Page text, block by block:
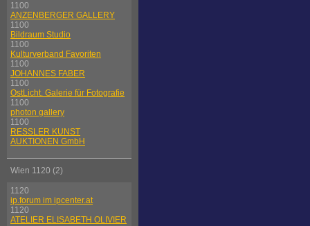
1100
ANZENBERGER GALLERY
1100
Bildraum Studio
1100
Kulturverband Favoriten
1100
JOHANNES FABER
1100
OstLicht. Galerie für Fotografie
1100
photon gallery
1100
RESSLER KUNST
AUKTIONEN GmbH
Wien 1120 (2)
1120
ip.forum im ipcenter.at
1120
ATELIER ELISABETH OLIVIER